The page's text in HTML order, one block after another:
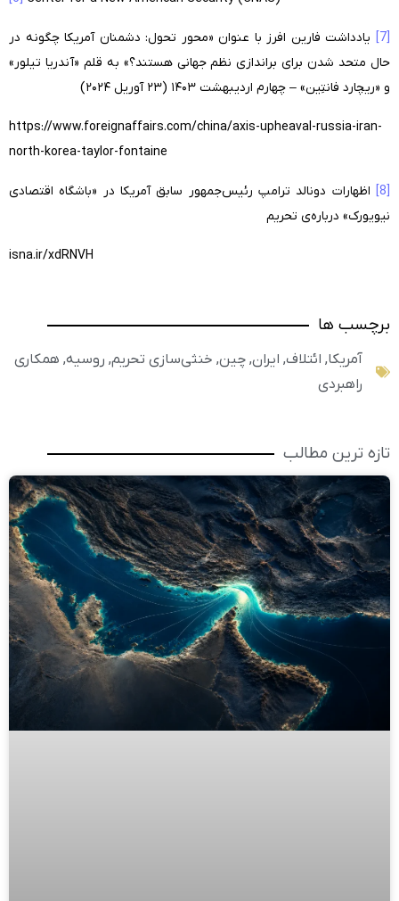
[7]
یادداشت فارین افرز با عنوان «محور تحول: دشمنان آمریکا چگونه در
حال متحد شدن برای براندازی نظم جهانی هستند؟» به قلم «آندریا تیلور»
و «ریچارد فانتِین» – چهارم اردیبهشت ۱۴۰۳ (۲۳ آوریل ۲۰۲۴)
https://www.foreignaffairs.com/china/axis-upheaval-russia-iran-
north-korea-taylor-fontaine
[8]
اظهارات دونالد ترامپ رئیس‌جمهور سابق آمریکا در «باشگاه اقتصادی
نیویورک» درباره‌ی تحریم
isna.ir/xdRNVH
برچسب ها
آمریکا, ائتلاف, ایران, چین, خنثی‌سازی تحریم, روسیه, همکاری
راهبردی
تازه ترین مطالب